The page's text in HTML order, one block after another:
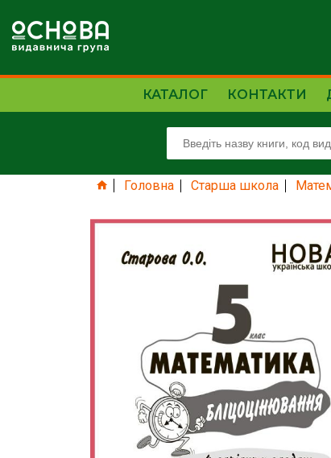
КАТАЛОГ КОНТАКТИ
Головна Старша школа